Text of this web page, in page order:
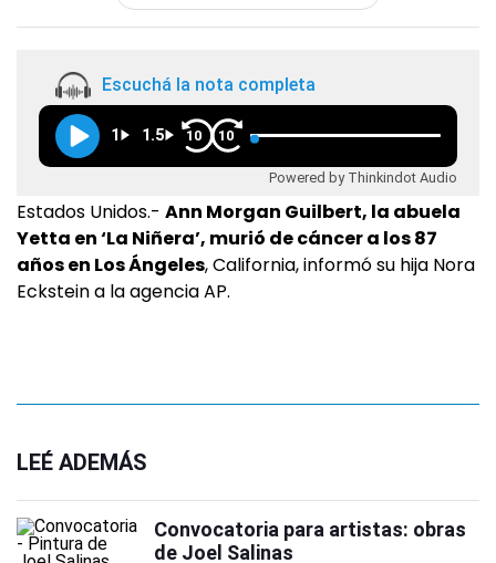
Escuchá la nota completa
1 1.5 10 10
Powered by Thinkindot Audio
Estados Unidos.- Ann Morgan Guilbert, la abuela
Yetta en ‘La Niñera’, murió de cáncer a los 87
años en Los Ángeles, California, informó su hija Nora
Eckstein a la agencia AP.
LEÉ ADEMÁS
Convocatoria para artistas: obras
de Joel Salinas